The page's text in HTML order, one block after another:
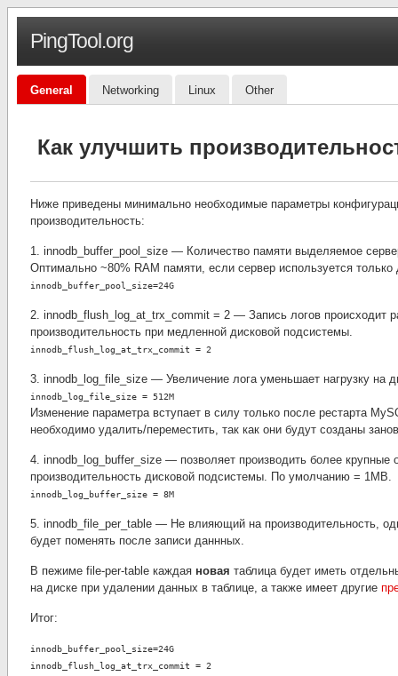
PingTool.org
General Networking Linux Other
Как улучшить
Ниже приведены минимально необходимые параметры
производительность:
1. innodb_buffer_pool_size — Количество памяти выделяемое
Оптимально ~80% RAM памяти, если сервер используется
innodb_buffer_pool_size=24G
2. innodb_flush_log_at_trx_commit = 2 — Запись логов происходит
производительность при медленной дисковой подсистемы.
innodb_flush_log_at_trx_commit = 2
3. innodb_log_file_size — Увеличение лога уменьшает нагрузку на
innodb_log_file_size = 512M
Изменение параметра вступает в силу только после рестарта
необходимо удалить/переместить, так как они будут созданы
4. innodb_log_buffer_size — позволяет производить более крупные
производительность дисковой подсистемы. По умолчанию = 1MB.
innodb_log_buffer_size = 8M
5. innodb_file_per_table — Не влияющий на производительность,
будет поменять после записи даннных.
В пежиме file-per-table каждая новая таблица будет иметь
на диске при удалении данных в таблице, а также имеет другие
Итог:
innodb_buffer_pool_size=24G
innodb_flush_log_at_trx_commit = 2